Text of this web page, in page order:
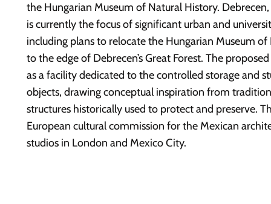
the Hungarian Museum of Natural History. Debrecen,
is currently the focus of significant urban and
including plans to relocate the Hungarian Museum
to the edge of Debrecen’s Great Forest. The
as a facility dedicated to the controlled storage and
objects, drawing conceptual inspiration from
structures historically used to protect and preserve.
European cultural commission for the Mexican
studios in London and Mexico City.